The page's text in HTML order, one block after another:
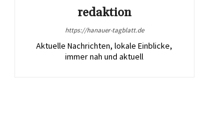
redaktion
https://hanauer-tagblatt.de
Aktuelle Nachrichten, lokale Einblicke,
immer nah und aktuell